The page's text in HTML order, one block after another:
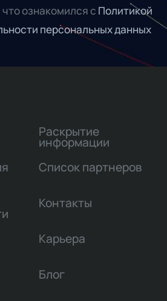
ознакомился с Политикой
персональных данных
Раскрытие
информации
Список партнеров
Контакты
Карьера
Блог